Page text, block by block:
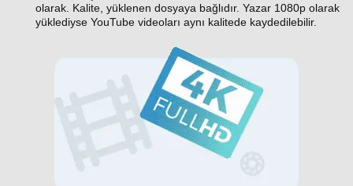
olarak. Kalite, yüklenen dosyaya bağlıdır. Yazar 1080p olarak
yüklediyse YouTube videoları aynı kalitede kaydedilebilir.